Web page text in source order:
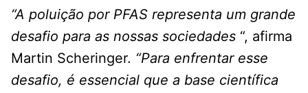
“A poluição por PFAS representa um grande
desafio para as nossas sociedades “, afirma
Martin Scheringer. “Para enfrentar esse
desafio, é essencial que a base científica